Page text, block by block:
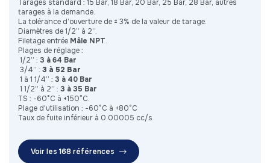
Tarages standard : 15 Bar, 18 Bar, 20 Bar, 25 Bar, 28 Bar, autres
tarages à la demande.
La tolérance d’ouverture de ± 3% de la valeur de tarage.
Diamètres de 1/2” à 2”.
Filetage entrée Mâle NPT.
Plages de réglage :
​1/2” : 3 à 64 Bar
3/4” : 3 à 52 Bar
​1 à 1 1/4” : 3 à 40 Bar
​1 1/2” à 2” : 3 à 35 Bar
TS : -60°C à +150°C.
Plage d'utilisation : -60°C à +80°C
Taux de fuite inférieur à 0.00005 cc/s
Voir les 168 références